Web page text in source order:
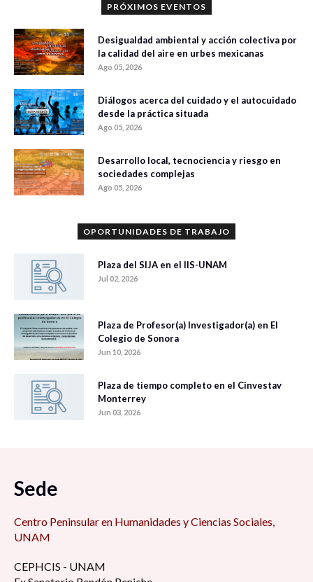
PRÓXIMOS EVENTOS
Desigualdad ambiental y acción colectiva por
la calidad del aire en urbes mexicanas
Ago 05, 2026
Diálogos acerca del cuidado y el autocuidado
desde la práctica situada
Ago 05, 2026
Desarrollo local, tecnociencia y riesgo en
sociedades complejas
Ago 05, 2026
OPORTUNIDADES DE TRABAJO
Plaza del SIJA en el IIS-UNAM
Jul 02, 2026
Plaza de Profesor(a) Investigador(a) en El
Colegio de Sonora
Jun 10, 2026
Plaza de tiempo completo en el Cinvestav
Monterrey
Jun 03, 2026
Sede
Centro Peninsular en Humanidades y Ciencias Sociales,
UNAM
CEPHCIS - UNAM